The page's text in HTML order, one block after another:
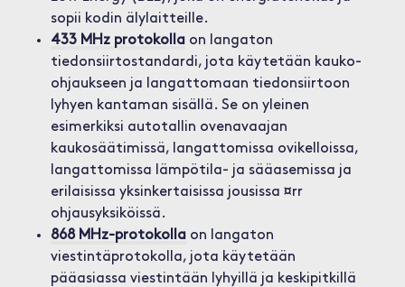
sopii kodin älylaitteille.
433 MHz protokollaon langaton
tiedonsiirtostandardi, jota käytetään kauko-
ohjaukseen ja langattomaan tiedonsiirtoon
lyhyen kantaman sisällä. Se on yleinen
esimerkiksi autotallin ovenavaajan
kaukosäätimissä, langattomissa ovikelloissa,
langattomissa lämpötila- ja sääasemissa ja
erilaisissa yksinkertaisissa jousissa ¤rr
ohjausyksiköissä.
868 MHz-protokollaon langaton
viestintäprotokolla, jota käytetään
pääasiassa viestintään lyhyillä ja keskipitkillä